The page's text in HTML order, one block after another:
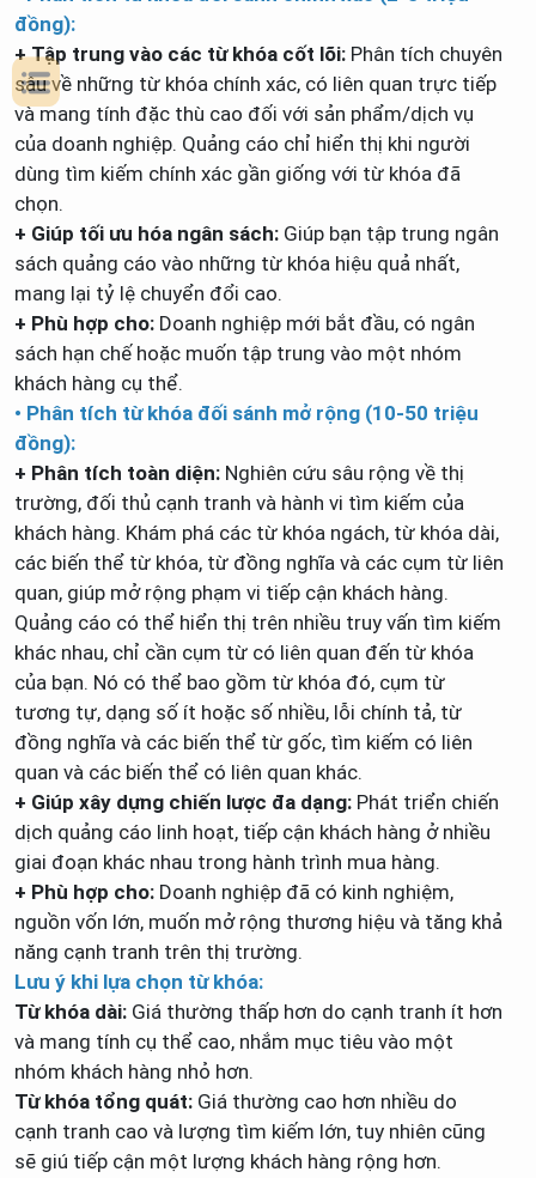
đồng):
+ Tập trung vào các từ khóa cốt lõi: Phân tích chuyên
sâu về những từ khóa chính xác, có liên quan trực tiếp
và mang tính đặc thù cao đối với sản phẩm/dịch vụ
của doanh nghiệp. Quảng cáo chỉ hiển thị khi người
dùng tìm kiếm chính xác gần giống với từ khóa đã
chọn.
+ Giúp tối ưu hóa ngân sách: Giúp bạn tập trung ngân
sách quảng cáo vào những từ khóa hiệu quả nhất,
mang lại tỷ lệ chuyển đổi cao.
+ Phù hợp cho: Doanh nghiệp mới bắt đầu, có ngân
sách hạn chế hoặc muốn tập trung vào một nhóm
khách hàng cụ thể.
• Phân tích từ khóa đối sánh mở rộng (10-50 triệu
đồng):
+ Phân tích toàn diện: Nghiên cứu sâu rộng về thị
trường, đối thủ cạnh tranh và hành vi tìm kiếm của
khách hàng. Khám phá các từ khóa ngách, từ khóa dài,
các biến thể từ khóa, từ đồng nghĩa và các cụm từ liên
quan, giúp mở rộng phạm vi tiếp cận khách hàng.
Quảng cáo có thể hiển thị trên nhiều truy vấn tìm kiếm
khác nhau, chỉ cần cụm từ có liên quan đến từ khóa
của bạn. Nó có thể bao gồm từ khóa đó, cụm từ
tương tự, dạng số ít hoặc số nhiều, lỗi chính tả, từ
đồng nghĩa và các biến thể từ gốc, tìm kiếm có liên
quan và các biến thể có liên quan khác.
+ Giúp xây dựng chiến lược đa dạng: Phát triển chiến
dịch quảng cáo linh hoạt, tiếp cận khách hàng ở nhiều
giai đoạn khác nhau trong hành trình mua hàng.
+ Phù hợp cho: Doanh nghiệp đã có kinh nghiệm,
nguồn vốn lớn, muốn mở rộng thương hiệu và tăng khả
năng cạnh tranh trên thị trường.
Lưu ý khi lựa chọn từ khóa:
Từ khóa dài: Giá thường thấp hơn do cạnh tranh ít hơn
và mang tính cụ thể cao, nhắm mục tiêu vào một
nhóm khách hàng nhỏ hơn.
Từ khóa tổng quát: Giá thường cao hơn nhiều do
cạnh tranh cao và lượng tìm kiếm lớn, tuy nhiên cũng
sẽ giú tiếp cận một lượng khách hàng rộng hơn.